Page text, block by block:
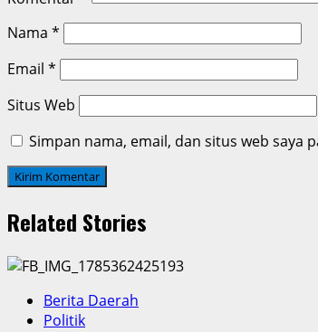
Nama *
Email *
Situs Web
Simpan nama, email, dan situs web saya
Related Stories
Berita Daerah
Politik